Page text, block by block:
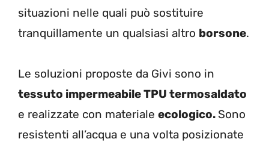
situazioni nelle quali può sostituire
tranquillamente un qualsiasi altro borsone.
Le soluzioni proposte da Givi sono in
tessuto impermeabile TPU termosaldato
e realizzate con materiale ecologico. Sono
resistenti all’acqua e una volta posizionate